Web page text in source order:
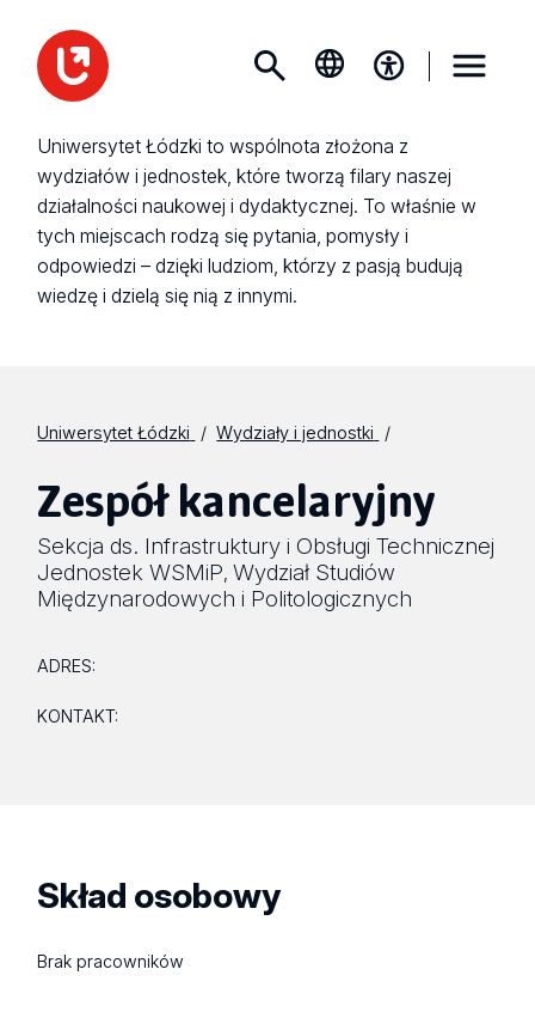
Uniwersytet Łódzki to wspólnota złożona z
wydziałów i jednostek, które tworzą filary naszej
działalności naukowej i dydaktycznej. To właśnie w
tych miejscach rodzą się pytania, pomysły i
odpowiedzi – dzięki ludziom, którzy z pasją budują
wiedzę i dzielą się nią z innymi.
Uniwersytet Łódzki Wydziały i jednostki
Zespół kancelaryjny
Sekcja ds. Infrastruktury i Obsługi Technicznej
Jednostek WSMiP, Wydział Studiów
Międzynarodowych i Politologicznych
ADRES:
KONTAKT:
Skład osobowy
Brak pracowników